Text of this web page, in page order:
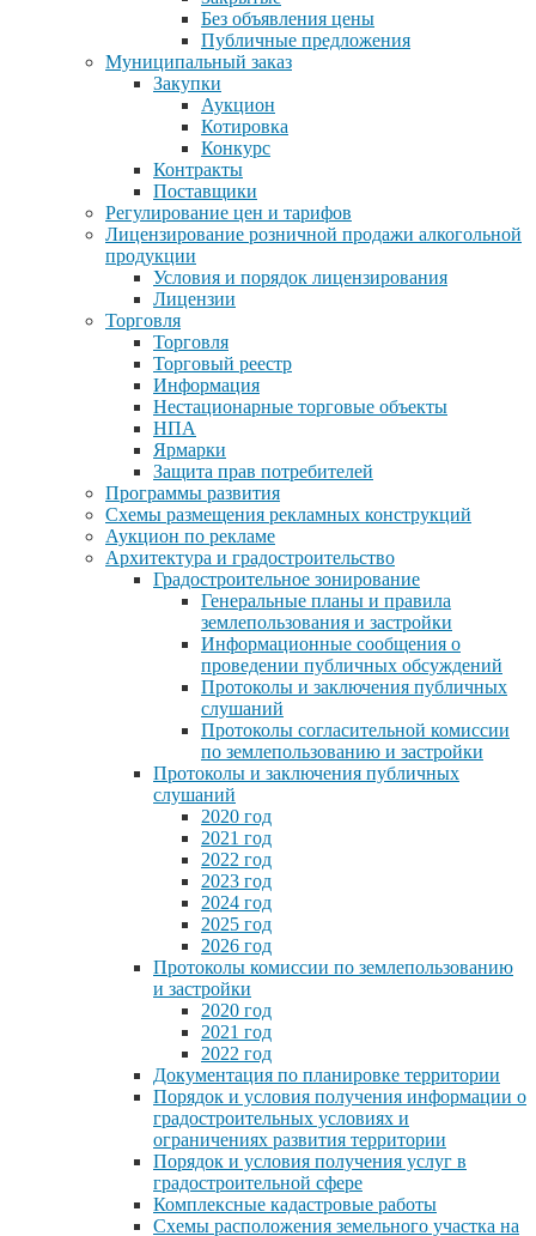
Без объявления цены
Публичные предложения
Муниципальный заказ
Закупки
Аукцион
Котировка
Конкурс
Контракты
Поставщики
Регулирование цен и тарифов
Лицензирование розничной продажи алкогольной
продукции
Условия и порядок лицензирования
Лицензии
Торговля
Торговля
Торговый реестр
Информация
Нестационарные торговые объекты
НПА
Ярмарки
Защита прав потребителей
Программы развития
Схемы размещения рекламных конструкций
Аукцион по рекламе
Архитектура и градостроительство
Градостроительное зонирование
Генеральные планы и правила
землепользования и застройки
Информационные сообщения о
проведении публичных обсуждений
Протоколы и заключения публичных
слушаний
Протоколы согласительной комиссии
по землепользованию и застройки
Протоколы и заключения публичных
слушаний
2020 год
2021 год
2022 год
2023 год
2024 год
2025 год
2026 год
Протоколы комиссии по землепользованию
и застройки
2020 год
2021 год
2022 год
Документация по планировке территории
Порядок и условия получения информации о
градостроительных условиях и
ограничениях развития территории
Порядок и условия получения услуг в
градостроительной сфере
Комплексные кадастровые работы
Схемы расположения земельного участка на